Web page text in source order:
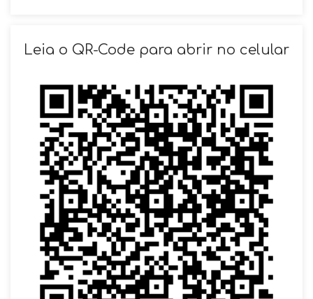
Leia o QR-Code para abrir no celular